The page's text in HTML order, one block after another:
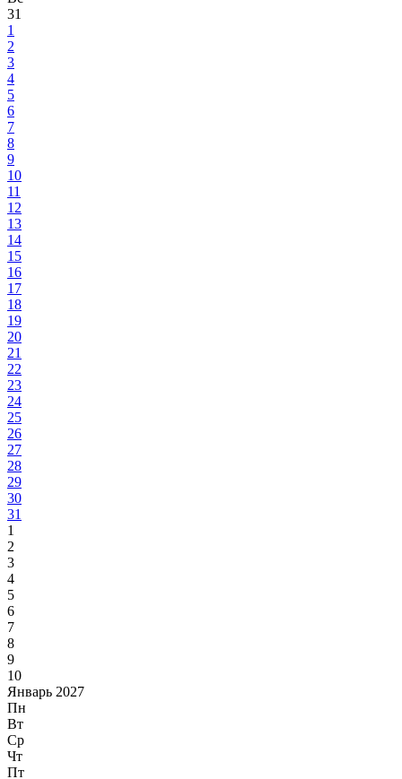
31
1
2
3
4
5
6
7
8
9
10
11
12
13
14
15
16
17
18
19
20
21
22
23
24
25
26
27
28
29
30
31
1
2
3
4
5
6
7
8
9
10
Январь 2027
Пн
Вт
Ср
Чт
Пт